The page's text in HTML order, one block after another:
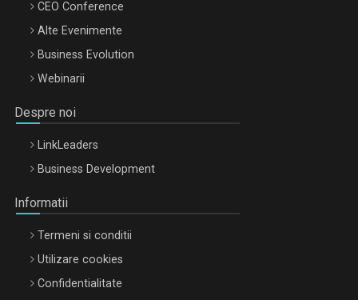
CEO Conference
Alte Evenimente
Business Evolution
Webinarii
Despre noi
LinkLeaders
Business Development
Informatii
Termeni si conditii
Utilizare cookies
Confidentialitate